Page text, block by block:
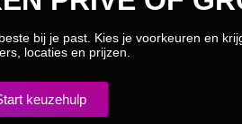
bij je past. Kies je voorkeuren en
locaties en prijzen.
keuzehulp